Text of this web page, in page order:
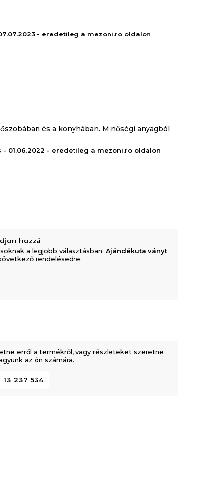
- eredetileg a mezoni.ro oldalon
és a konyhában. Minőségi anyagból
- 01.06.2022 - eredetileg a mezoni.ro oldalon
hozzá
a legjobb választásban.Ajándékutalványt
rendelésedre.
erről a termékről, vagy részleteket szeretne
az ön számára.
13 237 534